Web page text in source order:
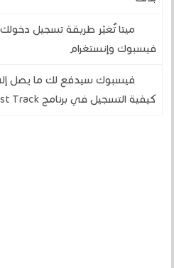
ميتا تُغيّر طريقة تسجيل
فيسبوك وإنستغرام
كيفية التسجيل في برنامج Creator Fast Track الجديد